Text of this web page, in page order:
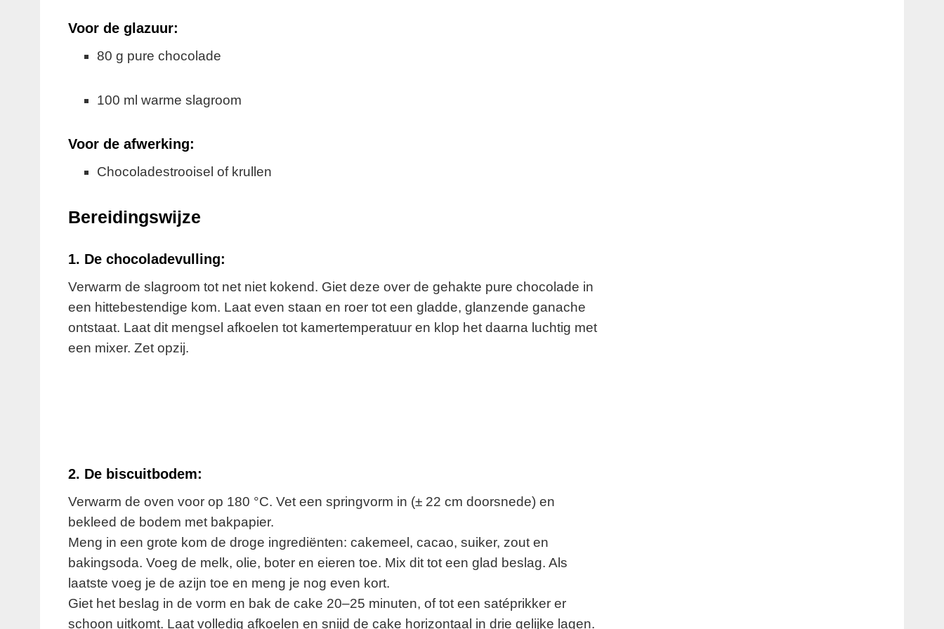
Voor de glazuur:
80 g pure chocolade
100 ml warme slagroom
Voor de afwerking:
Chocoladestrooisel of krullen
Bereidingswijze
1. De chocoladevulling:
Verwarm de slagroom tot net niet kokend. Giet deze over de gehakte pure chocolade in
een hittebestendige kom. Laat even staan en roer tot een gladde, glanzende ganache
ontstaat. Laat dit mengsel afkoelen tot kamertemperatuur en klop het daarna luchtig met
een mixer. Zet opzij.
2. De biscuitbodem:
Verwarm de oven voor op 180 °C. Vet een springvorm in (± 22 cm doorsnede) en
bekleed de bodem met bakpapier.
Meng in een grote kom de droge ingrediënten: cakemeel, cacao, suiker, zout en
bakingsoda. Voeg de melk, olie, boter en eieren toe. Mix dit tot een glad beslag. Als
laatste voeg je de azijn toe en meng je nog even kort.
Giet het beslag in de vorm en bak de cake 20–25 minuten, of tot een satéprikker er
schoon uitkomt. Laat volledig afkoelen en snijd de cake horizontaal in drie gelijke lagen.